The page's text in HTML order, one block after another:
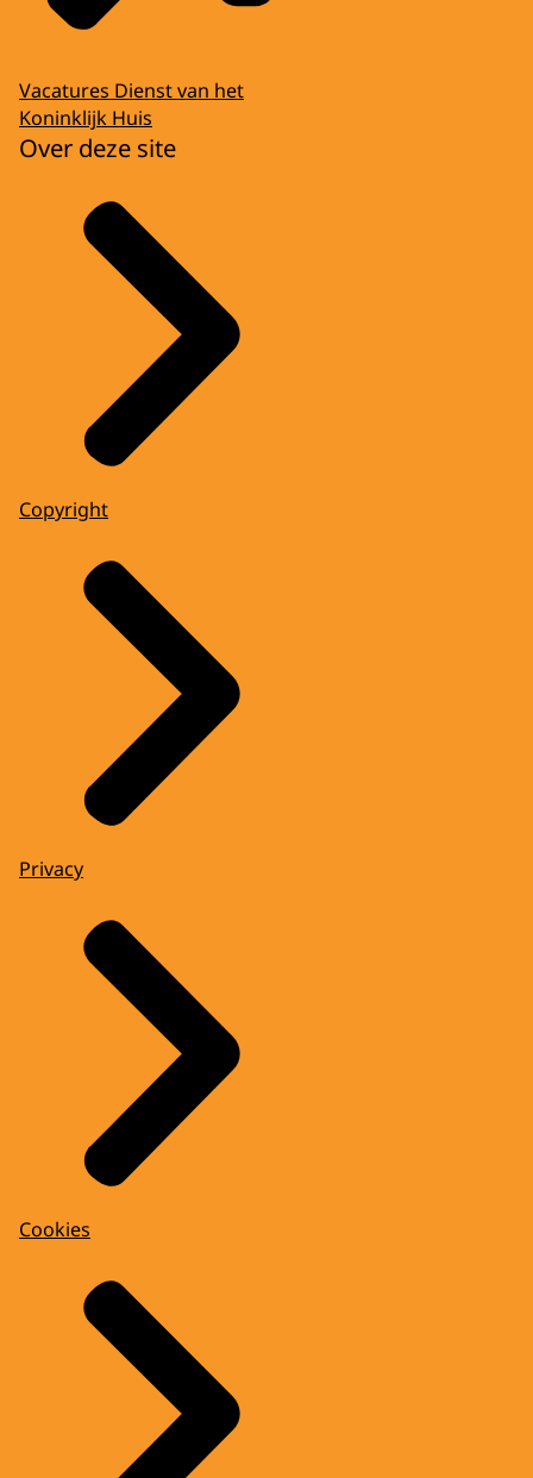
Vacatures Dienst van het
Koninklijk Huis
Over deze site
Copyright
Privacy
Cookies